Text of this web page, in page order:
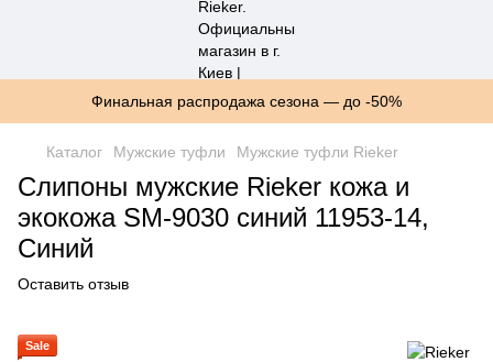
Финальная распродажа сезона — до -50%
Каталог Мужские туфли Мужские туфли Rieker
Слипоны мужские Rieker кожа и
экокожа SM-9030 синий 11953-14,
Синий
Оставить отзыв
Sale